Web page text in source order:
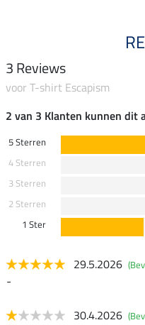
3 Reviews
voor T-shirt Escapism
2 van 3 Klanten kunnen dit
5 Sterren
4 Sterren
3 Sterren
2 Sterren
1 Ster
29.5.2026
-
30.4.2026